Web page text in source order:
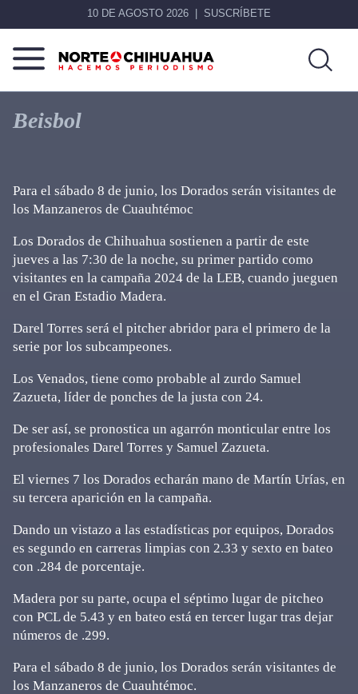
10 DE AGOSTO 2026 SUSCRÍBETE
Norte
De
Chihuahua
Más
que
noticias,
Beisbol
Para el sábado 8 de junio, los Dorados serán visitantes de
los Manzaneros de Cuauhtémoc
Los Dorados de Chihuahua sostienen a partir de este
jueves a las 7:30 de la noche, su primer partido como
visitantes en la campaña 2024 de la LEB, cuando jueguen
en el Gran Estadio Madera.
Darel Torres será el pitcher abridor para el primero de la
serie por los subcampeones.
Los Venados, tiene como probable al zurdo Samuel
Zazueta, líder de ponches de la justa con 24.
De ser así, se pronostica un agarrón monticular entre los
profesionales Darel Torres y Samuel Zazueta.
El viernes 7 los Dorados echarán mano de Martín Urías, en
su tercera aparición en la campaña.
Dando un vistazo a las estadísticas por equipos, Dorados
es segundo en carreras limpias con 2.33 y sexto en bateo
con .284 de porcentaje.
Madera por su parte, ocupa el séptimo lugar de pitcheo
con PCL de 5.43 y en bateo está en tercer lugar tras dejar
números de .299.
Para el sábado 8 de junio, los Dorados serán visitantes de
los Manzaneros de Cuauhtémoc.